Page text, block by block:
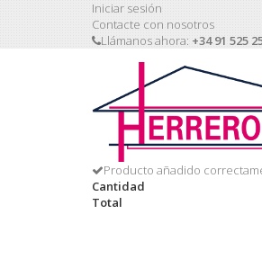
Iniciar sesión
Contacte con nosotros
Llámanos ahora: +34 91 525
Producto añadido
Cantidad
Total